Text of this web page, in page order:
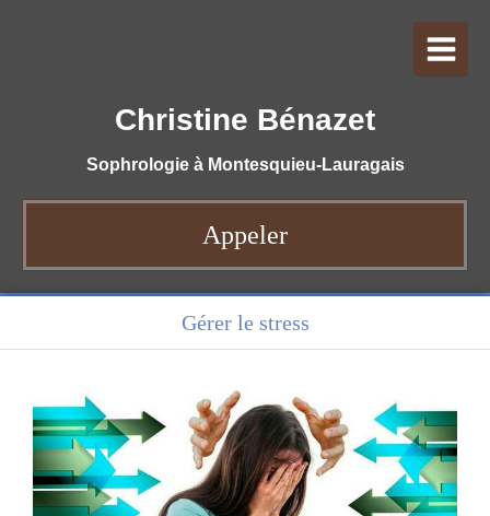
Christine Bénazet
Sophrologie à Montesquieu-Lauragais
Appeler
Gérer le stress